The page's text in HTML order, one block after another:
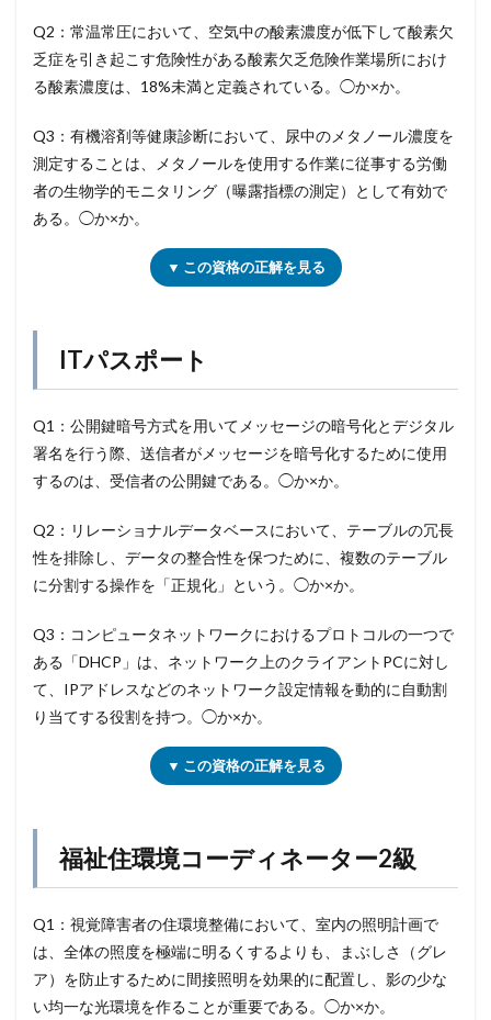
Q2：常温常圧において、空気中の酸素濃度が低下して酸素欠
乏症を引き起こす危険性がある酸素欠乏危険作業場所におけ
る酸素濃度は、18%未満と定義されている。◯か×か。
Q3：有機溶剤等健康診断において、尿中のメタノール濃度を
測定することは、メタノールを使用する作業に従事する労働
者の生物学的モニタリング（曝露指標の測定）として有効で
ある。◯か×か。
▼ この資格の正解を見る
ITパスポート
Q1：公開鍵暗号方式を用いてメッセージの暗号化とデジタル
署名を行う際、送信者がメッセージを暗号化するために使用
するのは、受信者の公開鍵である。◯か×か。
Q2：リレーショナルデータベースにおいて、テーブルの冗長
性を排除し、データの整合性を保つために、複数のテーブル
に分割する操作を「正規化」という。◯か×か。
Q3：コンピュータネットワークにおけるプロトコルの一つで
ある「DHCP」は、ネットワーク上のクライアントPCに対し
て、IPアドレスなどのネットワーク設定情報を動的に自動割
り当てする役割を持つ。◯か×か。
▼ この資格の正解を見る
福祉住環境コーディネーター2級
Q1：視覚障害者の住環境整備において、室内の照明計画で
は、全体の照度を極端に明るくするよりも、まぶしさ（グレ
ア）を防止するために間接照明を効果的に配置し、影の少な
い均一な光環境を作ることが重要である。◯か×か。